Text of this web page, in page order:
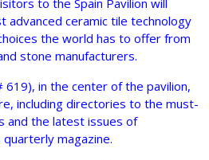
to the Spain Pavilion will
advanced ceramic tile technology
the world has to offer from
stone manufacturers.
619), in the center of the pavilion,
including directories to the must-
and the latest issues of
quarterly magazine.